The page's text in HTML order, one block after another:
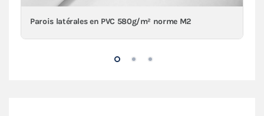
Parois latérales en PVC 580g/m² norme M2